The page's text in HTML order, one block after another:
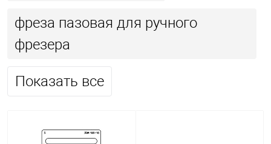
фреза пазовая для ручного
фрезера
Показать все